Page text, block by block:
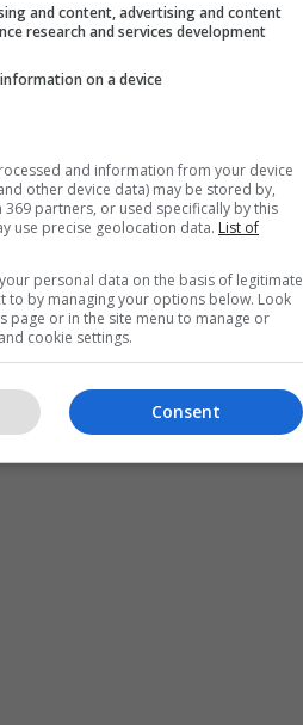
and content, advertising and content
research and services development
on a device
and information from your device
other device data) may be stored by,
369 partners, or used specifically by this
use precise geolocation data. List of
personal data on the basis of legitimate
to by managing your options below. Look
page or in the site menu to manage or
cookie settings.
Consent